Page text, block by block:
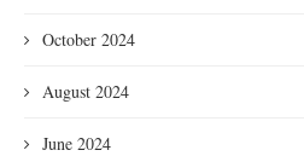
October 2024
August 2024
June 2024